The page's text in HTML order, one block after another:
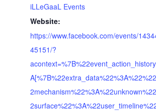
iLLeGaaL Events
Website:
https://www.facebook.com/events/
45151/?